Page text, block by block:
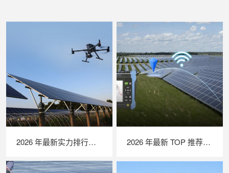
2026 年最新实力排行｜无人机 EL 检测系统 TOP 推荐，LAILX LXH210 深度解析 2026 年最新 TOP 推荐｜绝缘接地综合测试仪实力排行，LAILX LXH601 深度测评